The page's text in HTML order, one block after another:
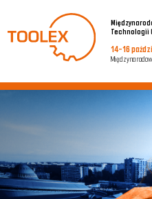
Technologii
14-16